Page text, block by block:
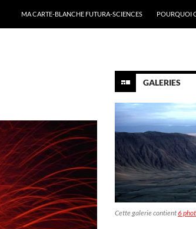
MA CARTE-BLANCHE FUTURA-SCIENCES
POURQUOI
GALERIES
Cette galerie contient6